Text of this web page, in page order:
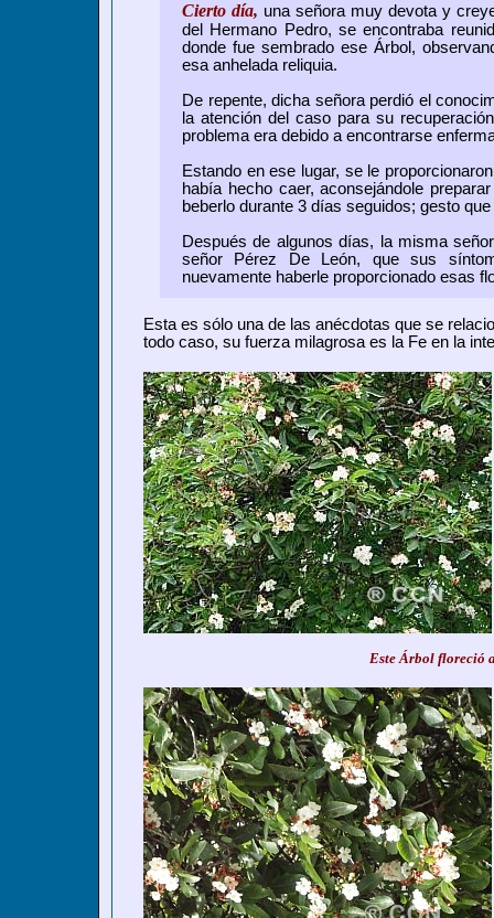
Cierto día, una señora muy devota y
del Hermano Pedro, se encontraba
donde fue sembrado ese Árbol,
esa anhelada reliquia.
De repente, dicha señora perdió el
la atención del caso para su
problema era debido a encontrarse
Estando en ese lugar, se le
había hecho caer, aconsejándole
beberlo durante 3 días seguidos; gesto
Después de algunos días, la misma
señor Pérez De León, que sus
nuevamente haberle proporcionado esas
Esta es sólo una de las anécdotas que se
todo caso, su fuerza milagrosa es la Fe en la
Este Árbol floreció